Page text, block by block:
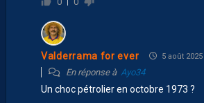
Valderrama for ever 5 août
En réponse à Ayo34
Un choc pétrolier en octobre 1973 ?